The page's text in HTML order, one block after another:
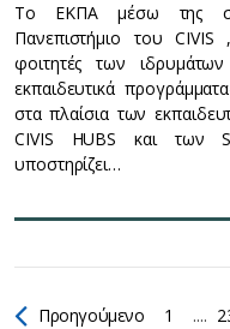
To ΕΚΠΑ μέσω της
Πανεπιστήμιο του
φοιτητές των
εκπαιδευτικά
στα πλαίσια των
CIVIS HUBS και των
υποστηρίζει…
Προηγούμενο 1 ....